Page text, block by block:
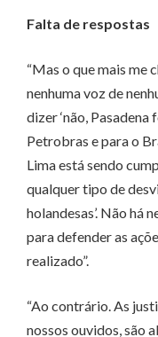
Falta de respostas
“Mas o que mais me
nenhuma voz de
dizer ‘não,
Petrobras e para o
Lima está sendo
qualquer tipo de
holandesas’. Não há
para defender as
realizado”.
“Ao contrário. As
nossos ouvidos, são